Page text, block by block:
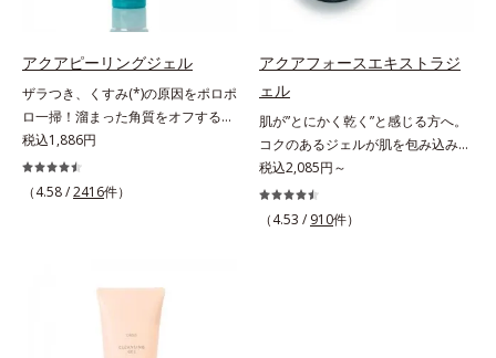
リチン酸2K各商品の詳しい情報は商
品ページをご覧ください。・
BEAUTY夏祭りは、こちら
くようなとろけ感のジェル状テクス
チャー。毛穴の黒ずみもメイクもし
っかり洗い流し、洗いあがりはつる
んとした肌に。泡立て不要であわた
だしい朝も疲れて帰ってきた夜も手
軽にご使用いただけます。*1 リパ
ーゼ、リンゴ酸*2 イソステアリル
アスコルビルリン酸２Na、プラン
クトンエキス、ハス花エキス、乳酸
⇒ 保湿液※洗顔料と置き換えてご
使用いただけます。※週2～3回のス
ペシャル洗顔としてのご使用をおす
すめいたしますが、クレンジング料
wateroil（イーブンワテロイル）を
実現できなかった、“濃密なうるお
つの感触の両立に成功。ごわつく年
齢肌を柔肌に整え、未体験の肌感触
を叶えます。*1 保湿*2 年齢に応じ
たお手入れ *3 D.N.A.＝Daily New
Approach*4 HSP含有酵母エキス＝
保湿成分
アクアピーリングジェル
ザラつき、くすみ(*)の原因をポロポ
ロ一掃！溜まった角質をオフするピ
ーリングジェル。ミネラル豊富な水
80％とアンズ果汁で保湿効果も。化
粧のりの悪さやくすみなどを、一気
だけで肌に負担をかけずに取り除き
ます。海洋深層水配合の水ベースと
アンズ果汁で、角質を自然にはがれ
税込1,886円
（4.58 /2416件）
アクアフォースエキストラジ
ェル
肌が”とにかく乾く”と感じる方へ。
コクのあるジェルが肌を包み込み集
中保湿。思わず触れたくなるような
弾力のあるもち肌へ。毎日当たり前
のように繰り返しているスキンケ
税込2,085円～
（4.53 / 910件）